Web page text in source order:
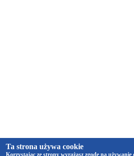
Ta strona używa cookie